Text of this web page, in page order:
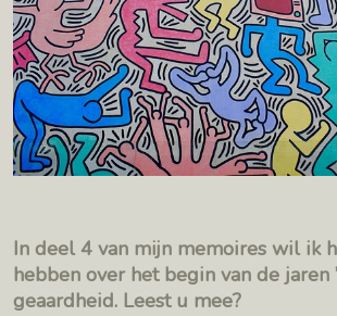
In deel 4 van mijn memoires wil ik
hebben over het begin van de jaren
geaardheid. Leest u mee?